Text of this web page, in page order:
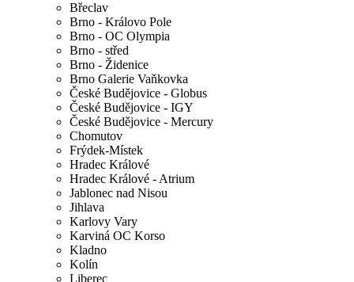
Břeclav
Brno - Královo Pole
Brno - OC Olympia
Brno - střed
Brno - Židenice
Brno Galerie Vaňkovka
České Budějovice - Globus
České Budějovice - IGY
České Budějovice - Mercury
Chomutov
Frýdek-Místek
Hradec Králové
Hradec Králové - Atrium
Jablonec nad Nisou
Jihlava
Karlovy Vary
Karviná OC Korso
Kladno
Kolín
Liberec